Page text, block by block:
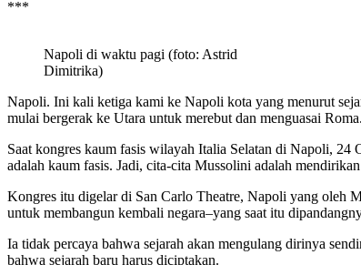
***
Napoli di waktu pagi (foto: Astrid
Dimitrika)
Napoli. Ini kali ketiga kami ke Napoli kota yang menurut
mulai bergerak ke Utara untuk merebut dan menguasai Roma.
Saat kongres kaum fasis wilayah Italia Selatan di Napoli, 24
adalah kaum fasis. Jadi, cita-cita Mussolini adalah
Kongres itu digelar di San Carlo Theatre, Napoli yang oleh
untuk membangun kembali negara–yang saat itu
Ia tidak percaya bahwa sejarah akan mengulang dirinya
bahwa sejarah baru harus diciptakan.